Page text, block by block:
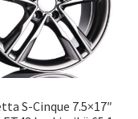
S-Cinque 7.5×17″